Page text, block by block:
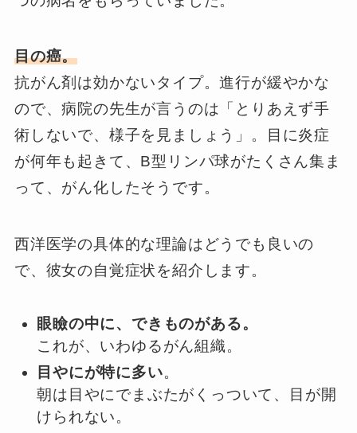
目の癌。
抗がん剤は効かないタイプ。進行が緩やかな
ので、病院の先生が言うのは「とりあえず手
術しないで、様子を見ましょう」。目に炎症
が何年も起きて、B型リンパ球がたくさん集ま
って、がん化したそうです。
西洋医学の具体的な理論はどうでも良いの
で、彼女の自覚症状を紹介します。
眼瞼の中に、できものがある。
これが、いわゆるがん組織。
目やにが特に多い。
朝は目やにでまぶたがくっついて、目が開
けられない。